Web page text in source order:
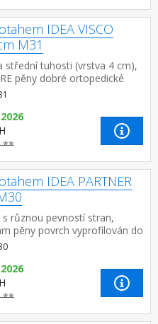
IDEA VISCO
M31
střední tuhosti (vrstva 4 cm),
pěny dobré ortopedické
životnost matrace vhodná
**
IDEA PARTNER
různou pevností stran,
pěny povrch vyprofilován do
zón na obou stranách tvrdá
**